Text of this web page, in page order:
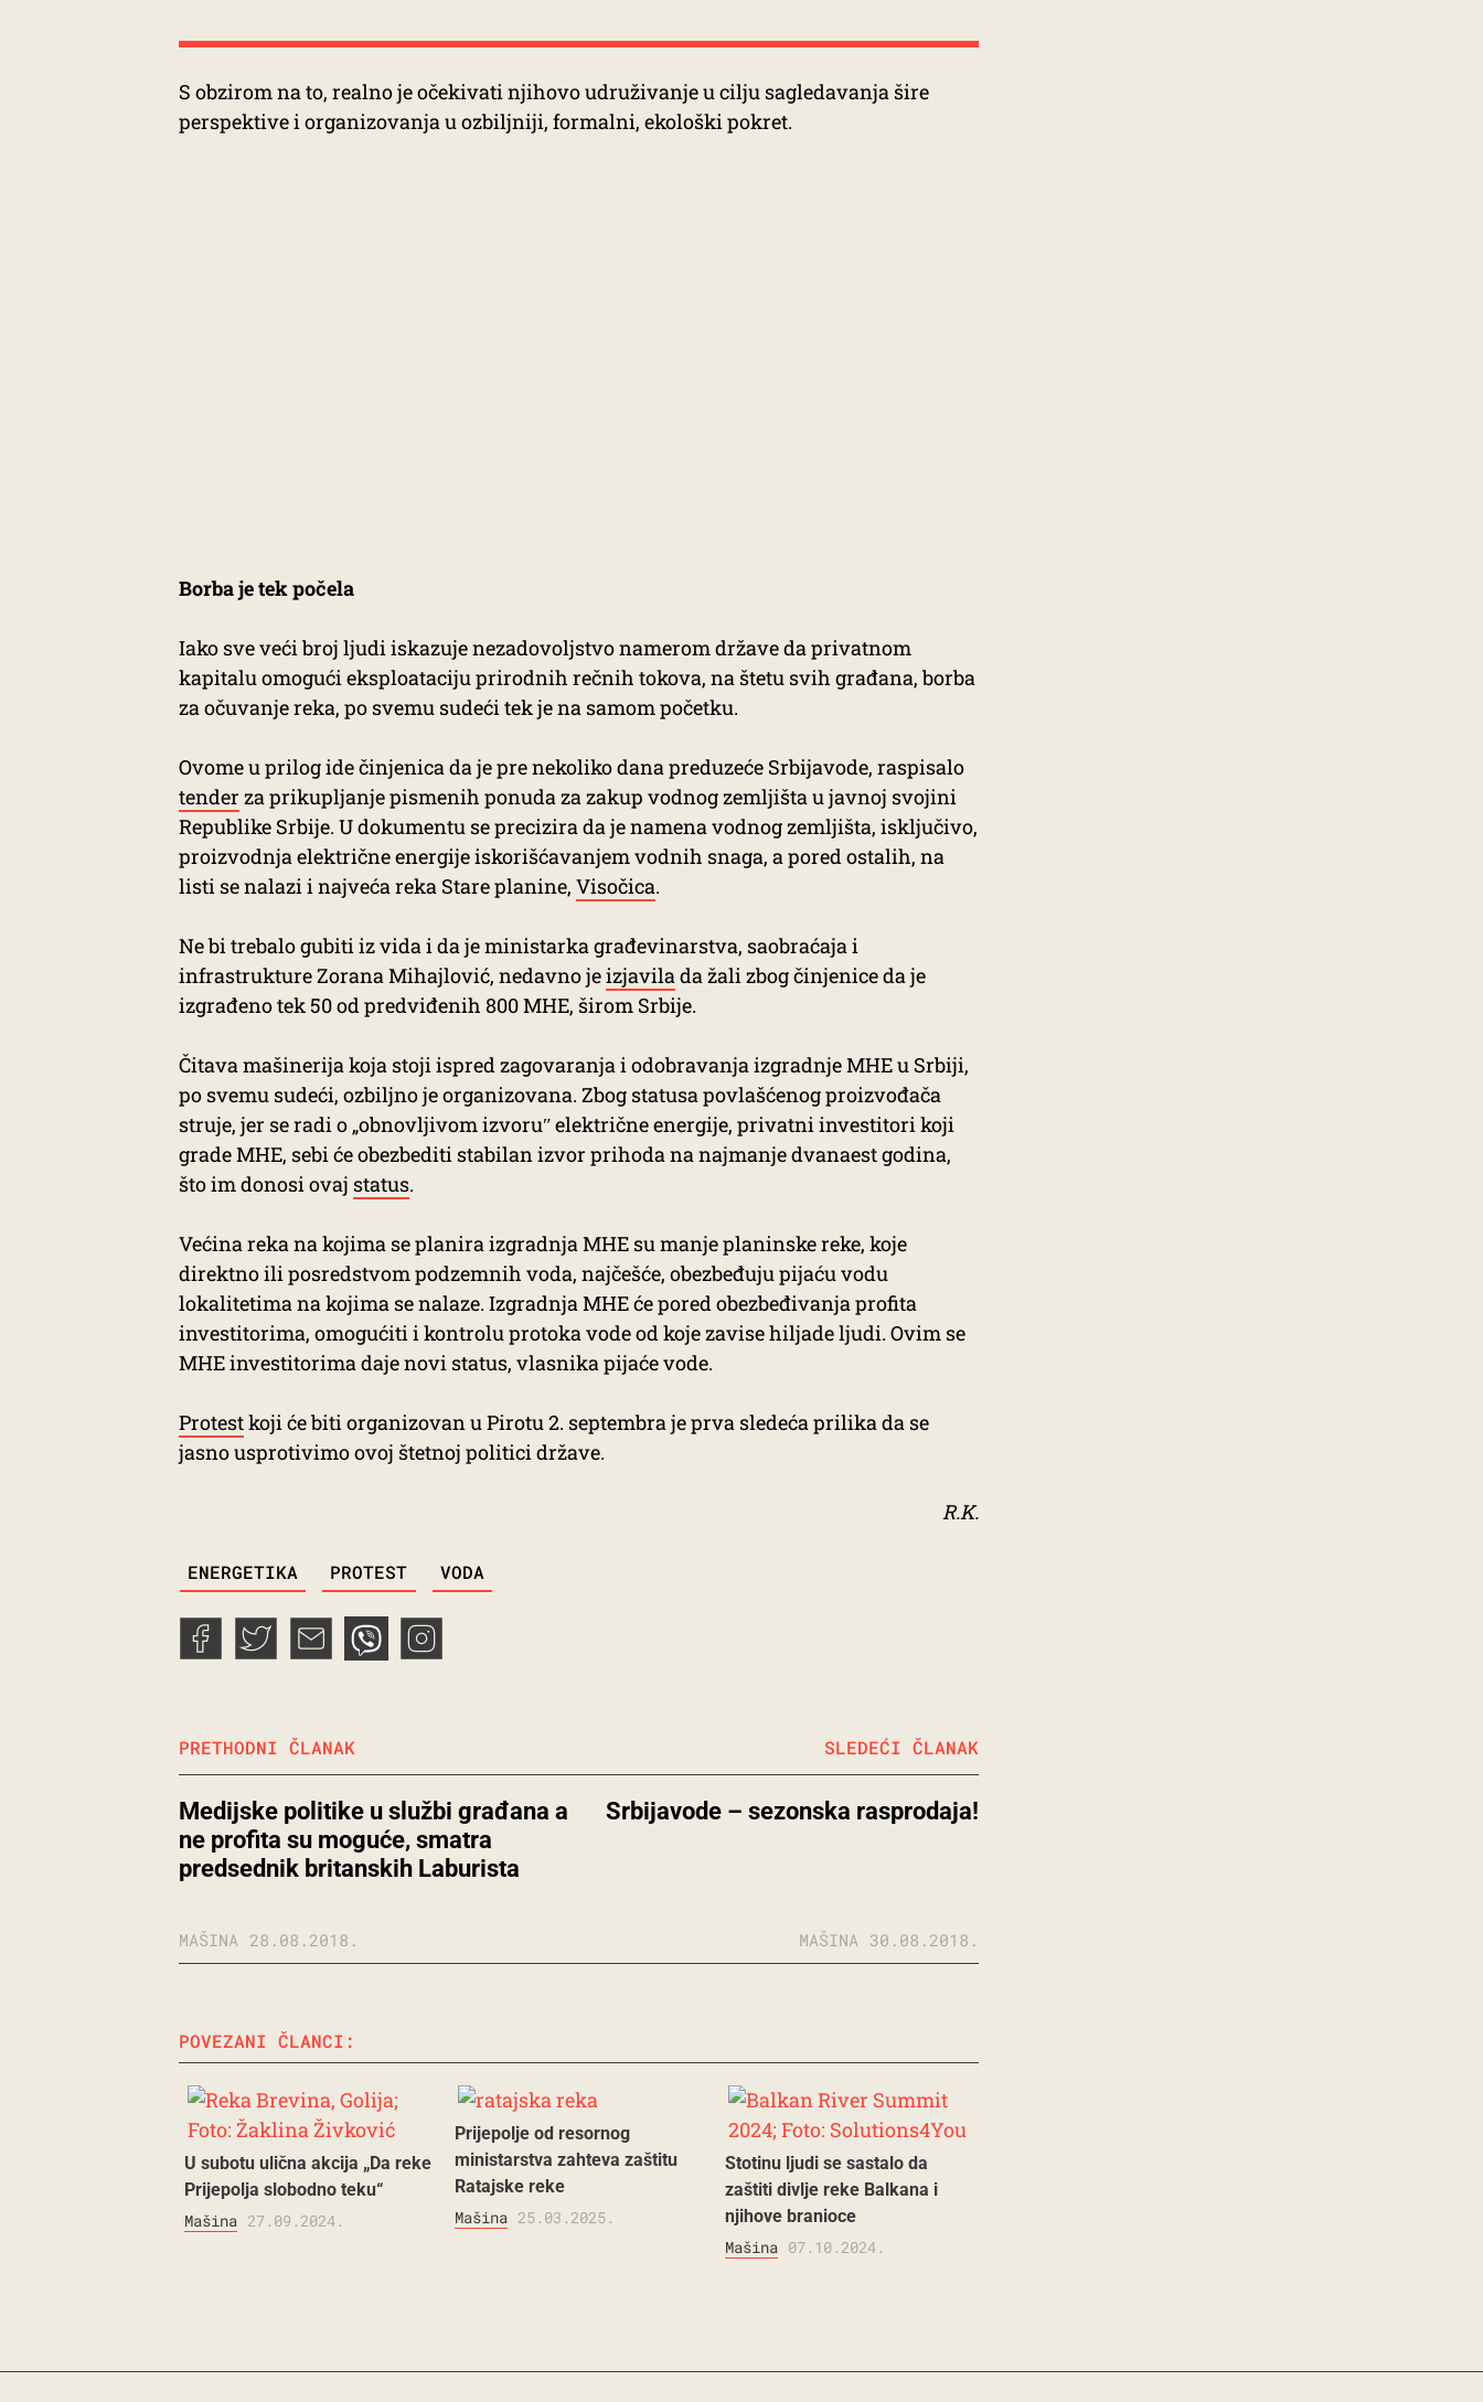
S obzirom na to, realno je očekivati njihovo udruživanje u cilju sagledavanja šire
perspektive i organizovanja u ozbiljniji, formalni, ekološki pokret.
Borba je tek počela
Iako sve veći broj ljudi iskazuje nezadovoljstvo namerom države da privatnom
kapitalu omogući eksploataciju prirodnih rečnih tokova, na štetu svih građana, borba
za očuvanje reka, po svemu sudeći tek je na samom početku.
Ovome u prilog ide činjenica da je pre nekoliko dana preduzeće Srbijavode, raspisalo
tender za prikupljanje pismenih ponuda za zakup vodnog zemljišta u javnoj svojini
Republike Srbije. U dokumentu se precizira da je namena vodnog zemljišta, isključivo,
proizvodnja električne energije iskorišćavanjem vodnih snaga, a pored ostalih, na
listi se nalazi i najveća reka Stare planine, Visočica.
Ne bi trebalo gubiti iz vida i da je ministarka građevinarstva, saobraćaja i
infrastrukture Zorana Mihajlović, nedavno jeizjavilada žali zbog činjenice da je
izgrađeno tek 50 od predviđenih 800 MHE, širom Srbije.
Čitava mašinerija koja stoji ispred zagovaranja i odobravanja izgradnje MHE u Srbiji,
po svemu sudeći, ozbiljno je organizovana. Zbog statusa povlašćenog proizvođača
struje, jer se radi o „obnovljivom izvoruʺ električne energije, privatni investitori koji
grade MHE, sebi će obezbediti stabilan izvor prihoda na najmanje dvanaest godina,
što im donosi ovaj status.
Većina reka na kojima se planira izgradnja MHE su manje planinske reke, koje
direktno ili posredstvom podzemnih voda, najčešće, obezbeđuju pijaću vodu
lokalitetima na kojima se nalaze. Izgradnja MHE će pored obezbeđivanja profita
investitorima, omogućiti i kontrolu protoka vode od koje zavise hiljade ljudi. Ovim se
MHE investitorima daje novi status, vlasnika pijaće vode.
Protestkoji će biti organizovan u Pirotu 2. septembra je prva sledeća prilika da se
jasno usprotivimo ovoj štetnoj politici države.
R.K.
ENERGETIKA PROTEST VODA
PRETHODNI ČLANAK
Medijske politike u službi građana a
ne profita su moguće, smatra
predsednik britanskih Laburista
MAŠINA 28.08.2018.
Srbijavode – sezonska rasprodaja!
SLEDEĆI ČLANAK
MAŠINA 30.08.2018.
POVEZANI ČLANCI:
U subotu ulična akcija „Da reke
Prijepolja slobodno teku“
Mašina 27.09.2024.
Prijepolje od resornog
ministarstva zahteva zaštitu
Ratajske reke
Mašina 25.03.2025.
Stotinu ljudi se sastalo da
zaštiti divlje reke Balkana i
njihove branioce
Mašina 07.10.2024.